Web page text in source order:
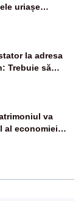
uriașe
la adresa
Trebuie să
șținem omaneii
va
al economiei